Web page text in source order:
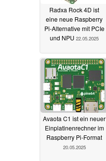
Radxa Rock 4D ist
eine neue Raspberry
Pi-Alternative mit PCIe
und NPU 22.05.2025
Avaota C1 ist ein neuer
Einplatinenrechner im
Raspberry Pi-Format
20.05.2025